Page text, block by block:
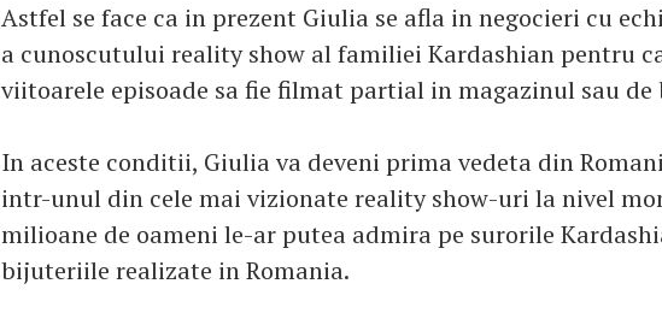
Astfel se face ca in prezent Giulia se afla in negocieri cu
a cunoscutului reality show al familiei Kardashian pentru
viitoarele episoade sa fie filmat partial in magazinul sau
In aceste conditii, Giulia va deveni prima vedeta din
intr-unul din cele mai vizionate reality show-uri la nivel
milioane de oameni le-ar putea admira pe surorile
bijuteriile realizate in Romania.